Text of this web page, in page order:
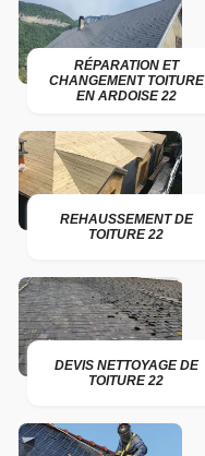
RÉPARATION ET
CHANGEMENT TOITURE
EN ARDOISE 22
REHAUSSEMENT DE
TOITURE 22
DEVIS NETTOYAGE DE
TOITURE 22